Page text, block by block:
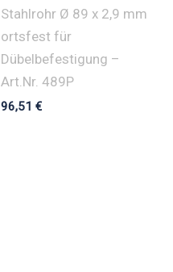
Stahlrohr Ø 89 x 2,9 mm
ortsfest für
Dübelbefestigung –
Art.Nr. 489P
96,51 €